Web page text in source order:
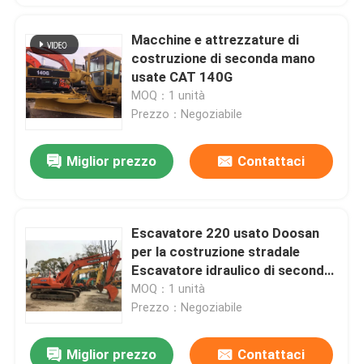
Macchine e attrezzature di
costruzione di seconda mano
usate CAT 140G
MOQ：1 unità
Prezzo：Negoziabile
Miglior prezzo Contattaci
Escavatore 220 usato Doosan
per la costruzione stradale
Escavatore idraulico di seconda
mano
MOQ：1 unità
Prezzo：Negoziabile
Miglior prezzo Contattaci